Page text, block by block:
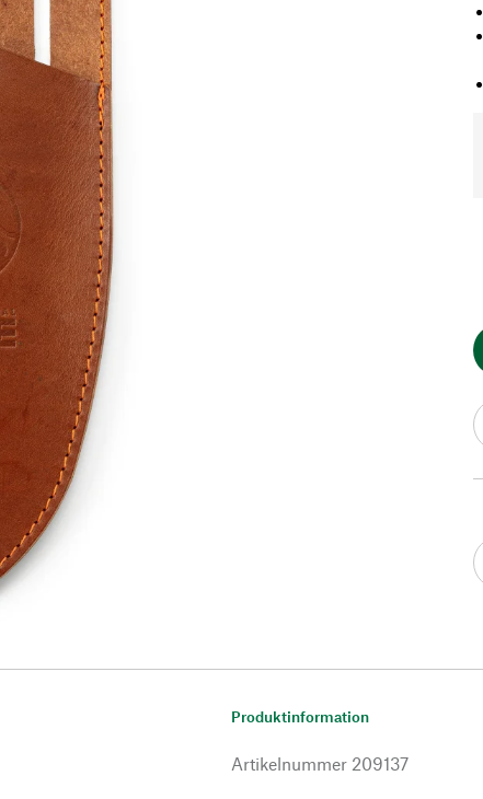
Produktinformation
Artikelnummer 209137